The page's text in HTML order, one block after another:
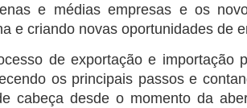
e médias empresas e os
e criando novas oportunidades de
deexportação e importação
os principais passos e
cabeça desde o momento da